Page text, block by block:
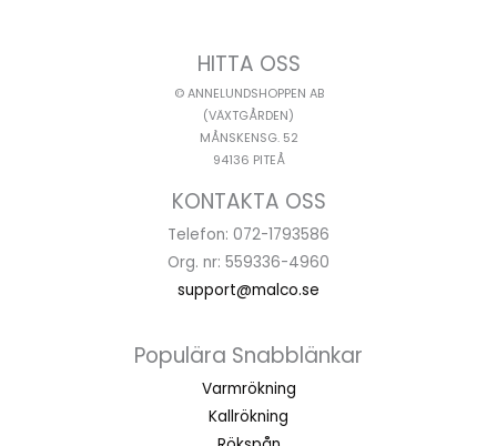
HITTA OSS
© ANNELUNDSHOPPEN AB
(VÄXTGÅRDEN)
MÅNSKENSG. 52
94136 PITEÅ
KONTAKTA OSS
Telefon: 072-1793586
Org. nr: 559336-4960
support@malco.se
Populära Snabblänkar
Varmrökning
Kallrökning